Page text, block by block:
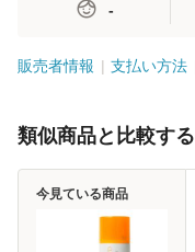
-
販売者情報 支払い方法
類似商品と比較する
今見ている商品